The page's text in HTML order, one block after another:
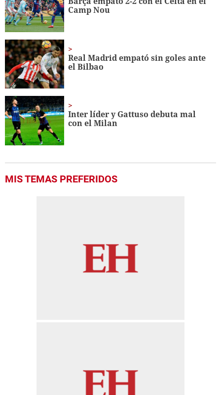
Camp Nou
Real Madrid empató sin goles ante
el Bilbao
Inter líder y Gattuso debuta mal
con el Milan
MIS TEMAS PREFERIDOS